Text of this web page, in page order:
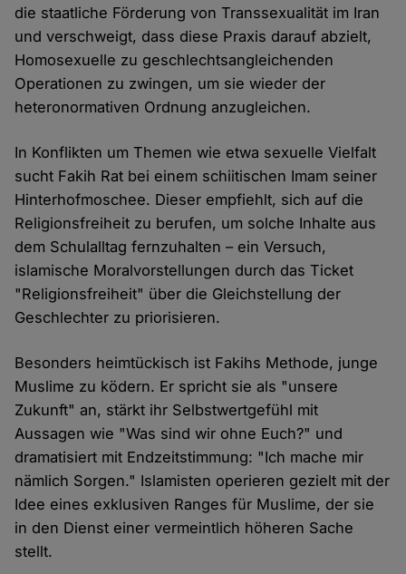
die staatliche Förderung von Transsexualität im Iran
und verschweigt, dass diese Praxis darauf abzielt,
Homosexuelle zu geschlechtsangleichenden
Operationen zu zwingen, um sie wieder der
heteronormativen Ordnung anzugleichen.
In Konflikten um Themen wie etwa sexuelle Vielfalt
sucht Fakih Rat bei einem schiitischen Imam seiner
Hinterhofmoschee. Dieser empfiehlt, sich auf die
Religionsfreiheit zu berufen, um solche Inhalte aus
dem Schulalltag fernzuhalten – ein Versuch,
islamische Moralvorstellungen durch das Ticket
"Religionsfreiheit" über die Gleichstellung der
Geschlechter zu priorisieren.
Besonders heimtückisch ist Fakihs Methode, junge
Muslime zu ködern. Er spricht sie als "unsere
Zukunft" an, stärkt ihr Selbstwertgefühl mit
Aussagen wie "Was sind wir ohne Euch?" und
dramatisiert mit Endzeitstimmung: "Ich mache mir
nämlich Sorgen." Islamisten operieren gezielt mit der
Idee eines exklusiven Ranges für Muslime, der sie
in den Dienst einer vermeintlich höheren Sache
stellt.